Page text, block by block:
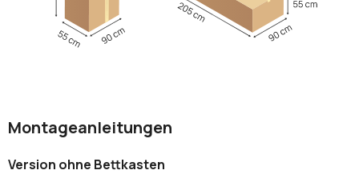
Montageanleitungen
Version ohne Bettkasten